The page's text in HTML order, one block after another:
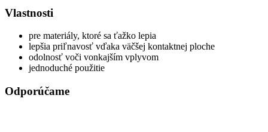
Vlastnosti
pre materiály, ktoré sa ťažko lepia
lepšia priľnavosť vďaka väčšej kontaktnej ploche
odolnosť voči vonkajším vplyvom
jednoduché použitie
Odporúčame